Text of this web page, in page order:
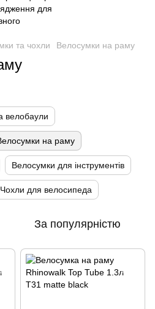
та чохли Велосумки на раму
велобаули
на раму
Велосумки для інструментів
Чохли для велосипеда
За популярністю